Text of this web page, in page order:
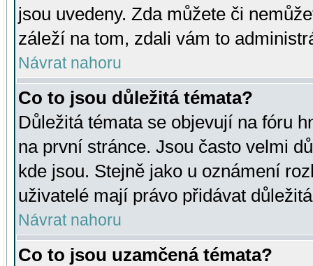
jsou uvedeny. Zda můžete či
záleží na tom, zdali vám to
Návrat nahoru
Co to jsou důležitá témata?
Důležitá témata se objevují na fóru
na první stránce. Jsou často velmi
kde jsou. Stejně jako u oznámení
uživatelé mají právo přidávat
Návrat nahoru
Co to jsou uzamčená témata?